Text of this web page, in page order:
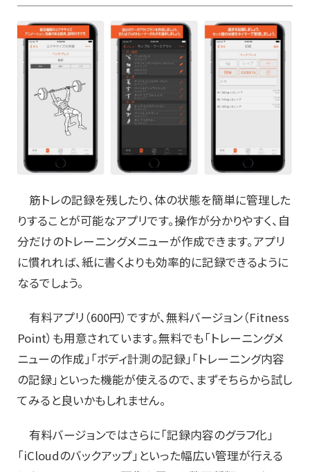
筋トレの記録を残したり、体の状態を簡単に管理した
りすることが可能なアプリです。操作が分かりやすく、自
分だけのトレーニングメニューが作成できます。アプリ
に慣れれば、紙に書くよりも効率的に記録できるように
なるでしょう。
有料アプリ（600円）ですが、無料バージョン（Fitness
Point）も用意されています。無料でも「トレーニングメ
ニューの作成」「ボディ計測の記録」「トレーニング内容
の記録」といった機能が使えるので、まずそちらから試し
てみると良いかもしれません。
有料バージョンではさらに「記録内容のグラフ化」
「iCloudのバックアップ」といった幅広い管理が行える